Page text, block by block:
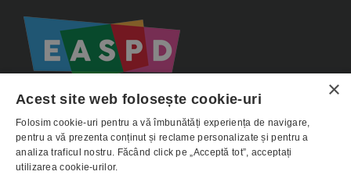
×
Acest site web folosește cookie-uri
Folosim cookie-uri pentru a vă îmbunătăți experiența de navigare,
pentru a vă prezenta conținut și reclame personalizate și pentru a
analiza traficul nostru. Făcând click pe „Acceptă tot”, acceptați
utilizarea cookie-urilor.